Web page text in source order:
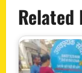
Related